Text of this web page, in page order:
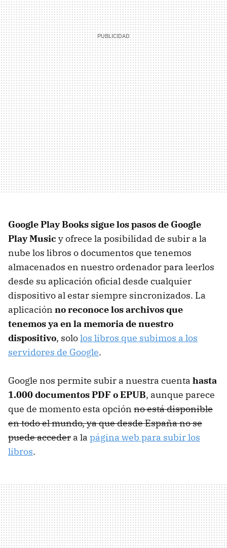
Google Play Books sigue los pasos de Google
Play Music y ofrece la posibilidad de subir a la
nube los libros o documentos que tenemos
almacenados en nuestro ordenador para leerlos
desde su aplicación oficial desde cualquier
dispositivo al estar siempre sincronizados. La
aplicación no reconoce los archivos que
tenemos ya en la memoria de nuestro
dispositivo, sololos libros que subimos a los
servidores de Google.
Google nos permite subir a nuestra cuenta hasta
1.000 documentos PDF o EPUB, aunque parece
que de momento esta opción no está disponible
en todo el mundo, ya que desde España no se
puede acceder a la página web para subir los
libros.